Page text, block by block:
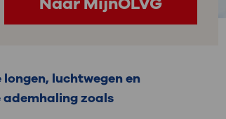
luchtwegen en
ademhaling zoals